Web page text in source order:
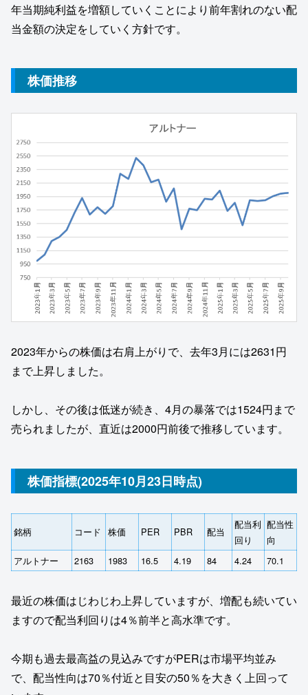
年当期純利益を増額していくことにより前年割れのない配
当金額の決定をしていく方針です。
株価推移
2023年からの株価は右肩上がりで、去年3月には2631円
まで上昇しました。
しかし、その後は低迷が続き、4月の暴落では1524円まで
売られましたが、直近は2000円前後で推移しています。
株価指標(2025年10月23日時点)
銘柄 コード 株価 PER PBR 配当
配当利
回り
配当性
向
アルトナー
2163 1983 16.5 4.19 84 4.24 70.1
最近の株価はじわじわ上昇していますが、増配も続いてい
ますので配当利回りは4％前半と高水準です。
今期も過去最高益の見込みですがPERは市場平均並み
で、配当性向は70％付近と目安の50％を大きく上回って